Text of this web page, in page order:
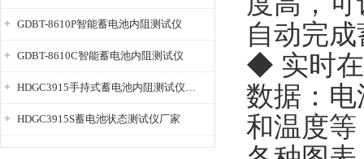
GDBT-8610P智能蓄电池内阻测试仪
GDBT-8610C智能蓄电池内阻测试仪
HDGC3915手持式蓄电池内阻测试仪厂家
HDGC3915S蓄电池状态测试仪厂家
自动完
◆ 实时在
数据：
和温度等